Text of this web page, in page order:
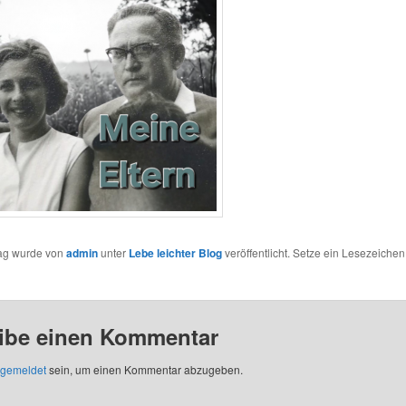
wurde von adminunter Lebe leichter Blogveröffentlicht. Setze ein
einen Kommentar
sein, um einen Kommentar abzugeben.